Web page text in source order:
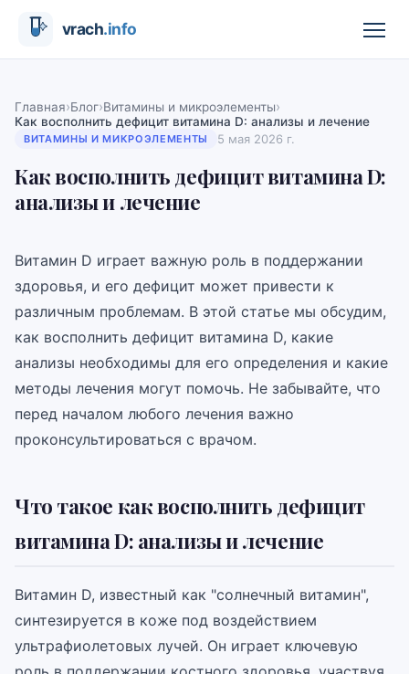
Главная›Блог›Витамины и микроэлементы›
Как восполнить дефицит витамина D: анализы и лечение
ВИТАМИНЫ И МИКРОЭЛЕМЕНТЫ 5 мая 2026 г.
Как восполнить дефицит витамина D:
анализы и лечение
Витамин D играет важную роль в поддержании
здоровья, и его дефицит может привести к
различным проблемам. В этой статье мы обсудим,
как восполнить дефицит витамина D, какие
анализы необходимы для его определения и какие
методы лечения могут помочь. Не забывайте, что
перед началом любого лечения важно
проконсультироваться с врачом.
Что такое как восполнить дефицит
витамина D: анализы и лечение
Витамин D, известный как "солнечный витамин",
синтезируется в коже под воздействием
ультрафиолетовых лучей. Он играет ключевую